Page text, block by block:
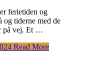
ferietiden og
og tiderne med de
på vej. Et …
Read More